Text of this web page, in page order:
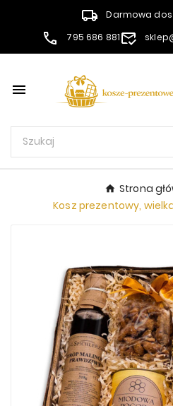
Darmowa
795 686 881

Strona
Kosz prezentowy,